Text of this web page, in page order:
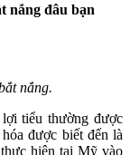
nắng đâu bạn
nắng.
tiểu thường được
được biết đến là
hiện tại Mỹ vào